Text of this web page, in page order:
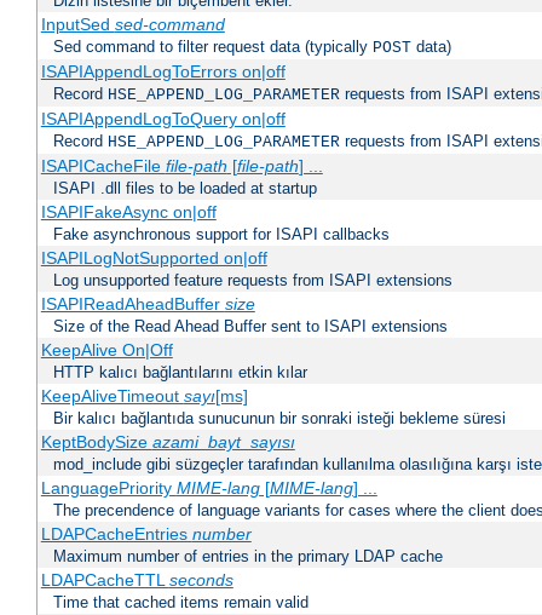
InputSed sed-command
Sed command to filter request data (typically POST data)
ISAPIAppendLogToErrors on|off
Record HSE_APPEND_LOG_PARAMETER requests from ISAPI
ISAPIAppendLogToQuery on|off
Record HSE_APPEND_LOG_PARAMETER requests from ISAPI
ISAPICacheFile file-path [file-path] ...
ISAPI .dll files to be loaded at startup
ISAPIFakeAsync on|off
Fake asynchronous support for ISAPI callbacks
ISAPILogNotSupported on|off
Log unsupported feature requests from ISAPI extensions
ISAPIReadAheadBuffer size
Size of the Read Ahead Buffer sent to ISAPI extensions
KeepAlive On|Off
HTTP kalıcı bağlantılarını etkin kılar
KeepAliveTimeout sayı[ms]
Bir kalıcı bağlantıda sunucunun bir sonraki isteği bekleme süresi
KeptBodySize azami_bayt_sayısı
mod_include gibi süzgeçler tarafından kullanılma olasılığına karşı
LanguagePriority MIME-lang[MIME-lang] ...
The precendence of language variants for cases where the client
LDAPCacheEntries number
Maximum number of entries in the primary LDAP cache
LDAPCacheTTLseconds
Time that cached items remain valid